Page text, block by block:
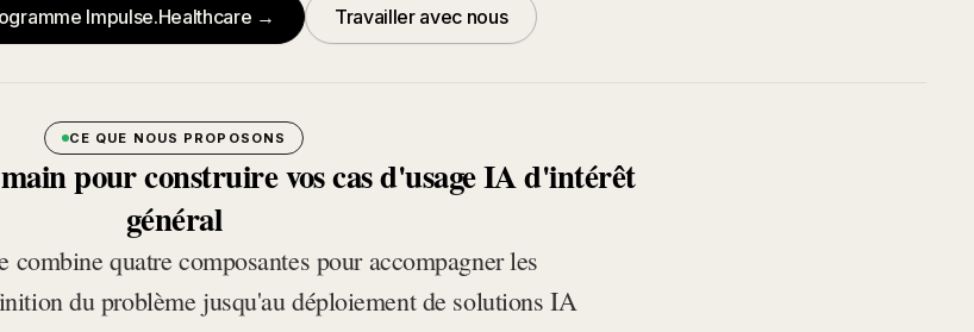
Impulse.Healthcare → Travailler avec nous
CE QUE NOUS PROPOSONS
pour construire vos cas d'usage IA d'intérêt
général
combine quatre composantes pour accompagner les
du problème jusqu'au déploiement de solutions IA